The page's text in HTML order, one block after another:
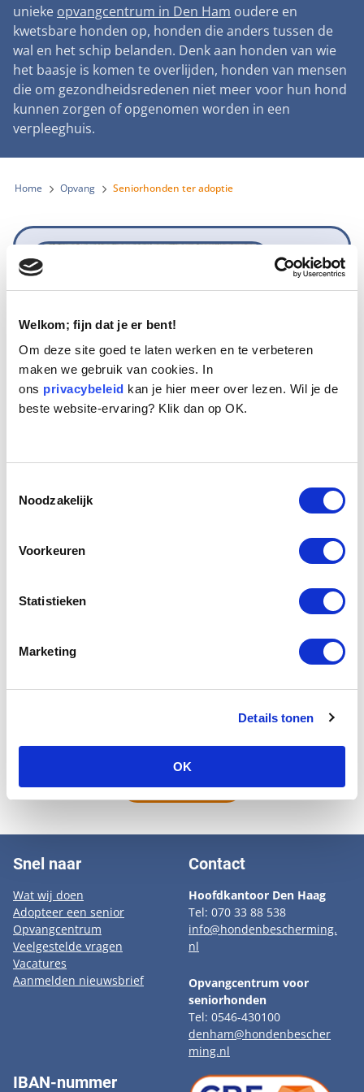
Welkom; fijn dat je er bent!
Om deze site goed te laten werken en te verbeteren
maken we gebruik van cookies. In
ons privacybeleid kan je hier meer over lezen. Wil je de
beste website-ervaring? Klik dan op OK.
Noodzakelijk
Voorkeuren
Statistieken
Marketing
Details tonen
OK
Landelijke registratie bijtincidenten
Verantwoord fokbeleid
Landelijk vuurwerkverbod
Verplichte pre-aanschaf cursus
Gemeentelijk meldpunt bijtincidenten
Bescherming tegen grasaren
Lezingen
Symposium Gemeentelijk Dierenbeleid
Teken onze petitie
Steun als bedrijf
Adopteer een seniorhond
Sponsor een seniorhond
Steun als vrijwilliger
Honden voor Honden Loop
Vraag een donatiebox aan
Wat wij doen
Onze organisatie
Samenwerking
Jaarverslag
Vacatures
Donateursmagazine Hond
Onze successen voor honden
Contactgegevens
Pers
Nieuws
Nieuwsbrief
Incassodata
Zoeken
unieke opvangcentrum in Den Ham oudere en
kwetsbare honden op, honden die anders tussen de
wal en het schip belanden. Denk aan honden van wie
het baasje is komen te overlijden, honden van mensen
die om gezondheidsredenen niet meer voor hun hond
kunnen zorgen of opgenomen worden in een
verpleeghuis.
Home Opvang Seniorhonden ter adoptie
Naam: Tebbe
Ras/type:
Hoeveel dagen te gast geweest:
Tebbe is een Boomerhondje van 10 jaar oud. Een
makkelijk hondje, misschien zelfs een tikkie saai. Ze is
Naar overzicht
Snel naar
Wat wij doen
Adopteer een senior
Opvangcentrum
Veelgestelde vragen
Vacatures
Aanmelden nieuwsbrief
Contact
Hoofdkantoor Den Haag
Tel: 070 33 88 538
info@hondenbescherming.
nl
Opvangcentrum voor
seniorhonden
Tel: 0546-430100
denham@hondenbescher
ming.nl
IBAN-nummer